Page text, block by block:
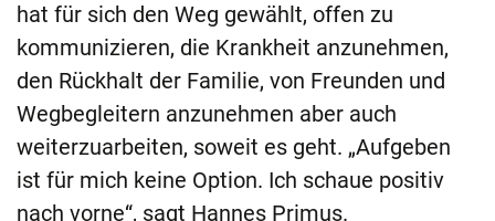
hat für sich den Weg gewählt, offen zu
kommunizieren, die Krankheit anzunehmen,
den Rückhalt der Familie, von Freunden und
Wegbegleitern anzunehmen aber auch
weiterzuarbeiten, soweit es geht. „Aufgeben
ist für mich keine Option. Ich schaue positiv
nach vorne“, sagt Hannes Primus.